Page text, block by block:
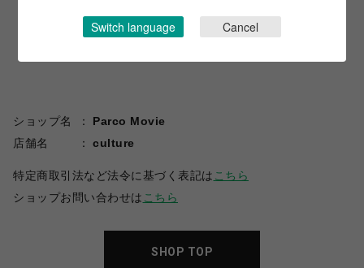
ショップ名
Parco Movie
店舗名
culture
特定商取引法など法令に基づく表記は こちら
ショップお問い合わせは こちら
SHOP TOP
Switch language Cancel